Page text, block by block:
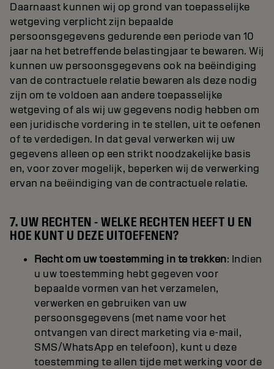
Daarnaast kunnen wij op grond van toepasselijke
wetgeving verplicht zijn bepaalde
persoonsgegevens gedurende een periode van 10
jaar na het betreffende belastingjaar te bewaren. Wij
kunnen uw persoonsgegevens ook na beëindiging
van de contractuele relatie bewaren als deze nodig
zijn om te voldoen aan andere toepasselijke
wetgeving of als wij uw gegevens nodig hebben om
een juridische vordering in te stellen, uit te oefenen
of te verdedigen. In dat geval verwerken wij uw
gegevens alleen op een strikt noodzakelijke basis
en, voor zover mogelijk, beperken wij de verwerking
ervan na beëindiging van de contractuele relatie.
7. UW RECHTEN - WELKE RECHTEN HEEFT U EN
HOE KUNT U DEZE UITOEFENEN?
Recht om uw toestemming in te trekken: Indien
u uw toestemming hebt gegeven voor
bepaalde vormen van het verzamelen,
verwerken en gebruiken van uw
persoonsgegevens (met name voor het
ontvangen van direct marketing via e-mail,
SMS/WhatsApp en telefoon), kunt u deze
toestemming te allen tijde met werking voor de